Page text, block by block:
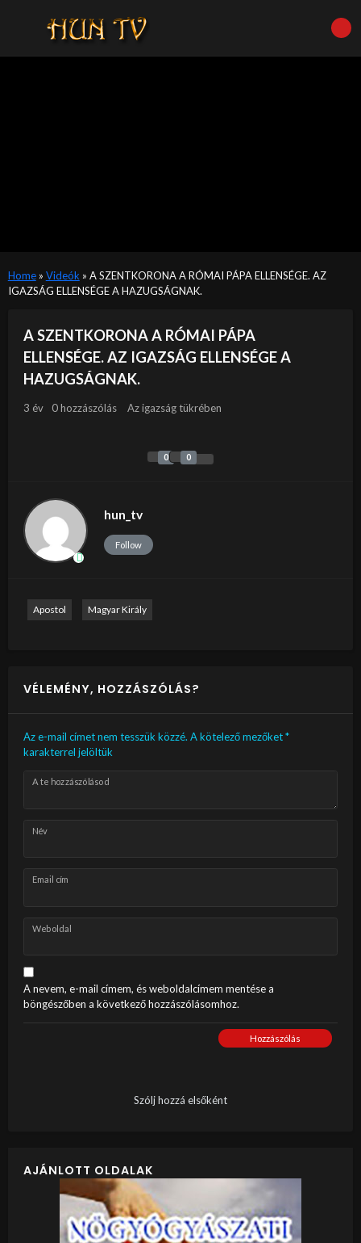
Home» Videók » A SZENTKORONA A RÓMAI PÁPA ELLENSÉGE. AZ
IGAZSÁG ELLENSÉGE A HAZUGSÁGNAK.
A SZENTKORONA A RÓMAI PÁPA
ELLENSÉGE. AZ IGAZSÁG ELLENSÉGE A
HAZUGSÁGNAK.
3 év 0 hozzászólás Az igazság tükrében
0 0
hun_tv
Follow
Apostol Magyar Király
VÉLEMÉNY, HOZZÁSZÓLÁS?
Az e-mail címet nem tesszük közzé. A kötelező mezőket*
karakterrel jelöltük
A te hozzászólásod
Név
Email cím
Weboldal
A nevem, e-mail címem, és weboldalcímem mentése a
böngészőben a következő hozzászólásomhoz.
Hozzászólás
Szólj hozzá elsőként
AJÁNLOTT OLDALAK